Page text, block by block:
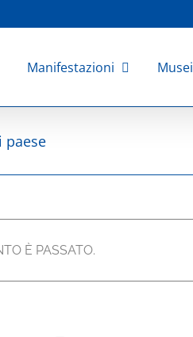
Manifestazioni Musei
paese
È PASSATO.
di paese
2025 @ 23:30